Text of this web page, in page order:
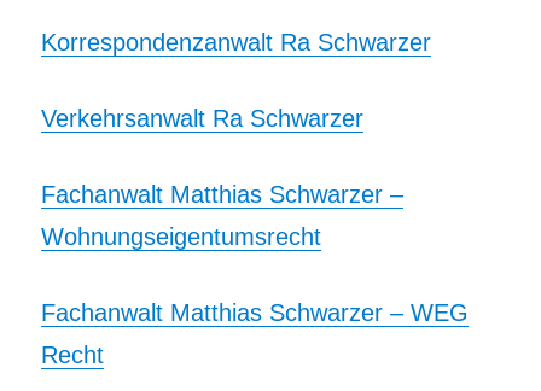
Korrespondenzanwalt Ra Schwarzer
Verkehrsanwalt Ra Schwarzer
Fachanwalt Matthias Schwarzer –
Wohnungseigentumsrecht
Fachanwalt Matthias Schwarzer – WEG
Recht